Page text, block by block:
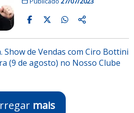
de Vendas com Ciro Bottini
(9 de agosto) no Nosso Clube
mais